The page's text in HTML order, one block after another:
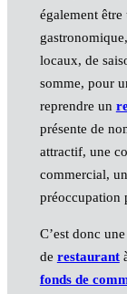
également
locaux, de
somme, pour
reprendre un
présente de
attractif, une
commercial,
préoccupation
C’est donc
de restaurant
fonds de